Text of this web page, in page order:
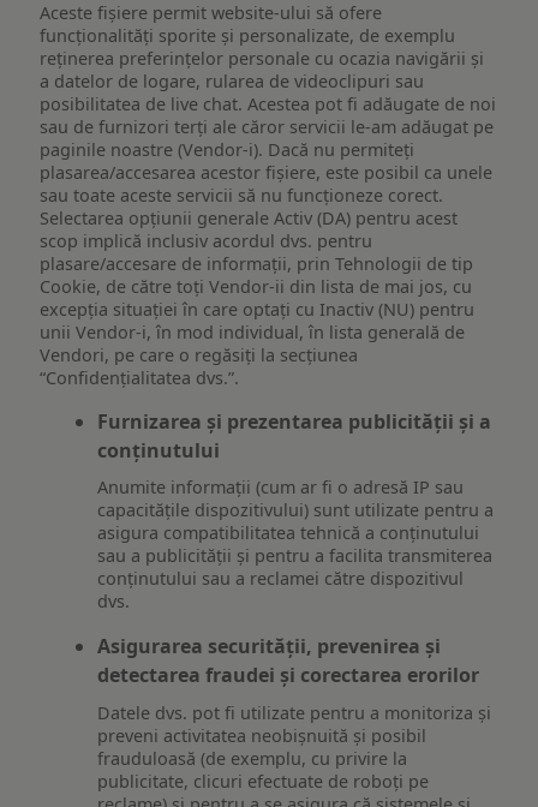
Aceste fișiere permit website-ului să ofere
funcționalități sporite și personalizate, de exemplu
reţinerea preferinţelor personale cu ocazia navigării și
a datelor de logare, rularea de videoclipuri sau
posibilitatea de live chat. Acestea pot fi adăugate de noi
sau de furnizori terți ale căror servicii le-am adăugat pe
paginile noastre (Vendor-i). Dacă nu permiteți
plasarea/accesarea acestor fișiere, este posibil ca unele
sau toate aceste servicii să nu funcționeze corect.
Selectarea opțiunii generale Activ (DA) pentru acest
scop implică inclusiv acordul dvs. pentru
plasare/accesare de informații, prin Tehnologii de tip
Cookie, de către toți Vendor-ii din lista de mai jos, cu
excepția situației în care optați cu Inactiv (NU) pentru
unii Vendor-i, în mod individual, în lista generală de
Vendori, pe care o regăsiți la secțiunea
“Confidențialitatea dvs.”.
Furnizarea și prezentarea publicității și a
conținutului
Anumite informații (cum ar fi o adresă IP sau
capacitățile dispozitivului) sunt utilizate pentru a
asigura compatibilitatea tehnică a conținutului
sau a publicității și pentru a facilita transmiterea
conținutului sau a reclamei către dispozitivul
dvs.
Asigurarea securității, prevenirea și
detectarea fraudei și corectarea erorilor
Datele dvs. pot fi utilizate pentru a monitoriza și
preveni activitatea neobișnuită și posibil
frauduloasă (de exemplu, cu privire la
publicitate, clicuri efectuate de roboți pe